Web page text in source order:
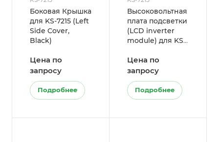
Боковая Крышка
для KS-7215 (Left
Side Cover,
Black)
Цена по
запросу
Подробнее
Высоковольтная
плата подсветки
(LCD inverter
module) для KS
Цена по
запросу
Подробнее